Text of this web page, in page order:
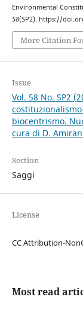
Environmental
58(SP2). https://
More Citation
Issue
Vol. 58 No. SP2
biocentrismo.
cura di D.
Section
Saggi
License
CC Attribution-
Most read